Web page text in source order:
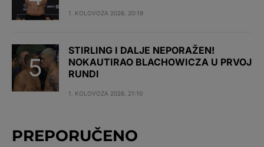
1. KOLOVOZA 2026. 20:19
STIRLING I DALJE NEPORAŽEN!
NOKAUTIRAO BLACHOWICZA U PRVOJ
RUNDI
1. KOLOVOZA 2026. 21:10
PREPORUČENO